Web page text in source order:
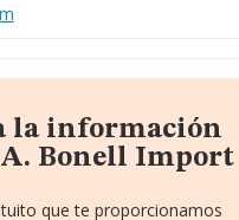
la información
Bonell Import
que te proporcionamos